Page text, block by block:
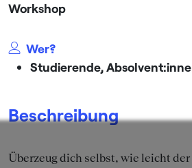
Workshop
Wer?
Studierende,
Beschreibung
Überzeug dich selbst, wie leicht